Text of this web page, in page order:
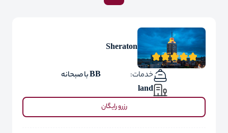
Sheraton
خدمات:
BB با صبحانه
land
رزرو رایگان